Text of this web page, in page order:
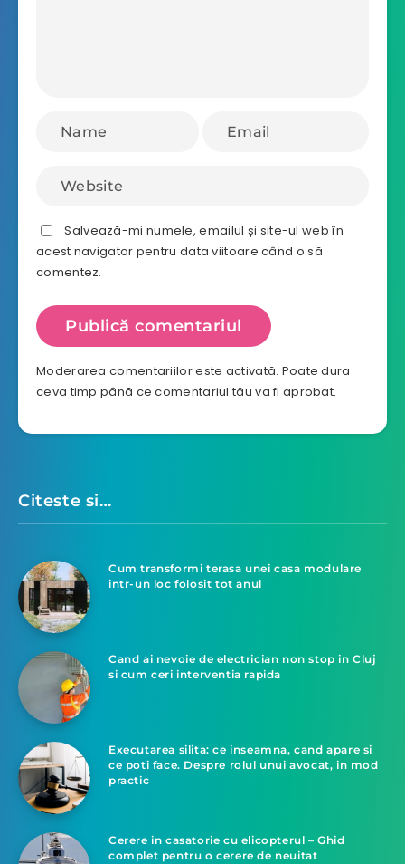
Salvează-mi numele, emailul și site-ul web în
acest navigator pentru data viitoare când o să
comentez.
Moderarea comentariilor este activată. Poate dura
ceva timp până ce comentariul tău va fi aprobat.
Citeste si…
Cum transformi terasa unei casa modulare
intr-un loc folosit tot anul
Cand ai nevoie de electrician non stop in Cluj
si cum ceri interventia rapida
Executarea silita: ce inseamna, cand apare si
ce poti face. Despre rolul unui avocat, in mod
practic
Cerere in casatorie cu elicopterul – Ghid
complet pentru o cerere de neuitat